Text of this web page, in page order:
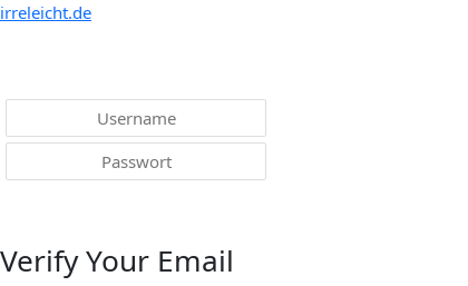
irreleicht.de
Verify Your Email